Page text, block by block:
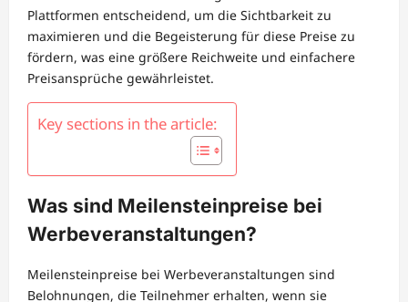
Plattformen entscheidend, um die Sichtbarkeit zu
maximieren und die Begeisterung für diese Preise zu
fördern, was eine größere Reichweite und einfachere
Preisansprüche gewährleistet.
Key sections in the article:
Was sind Meilensteinpreise bei
Werbeveranstaltungen?
Meilensteinpreise bei Werbeveranstaltungen sind
Belohnungen, die Teilnehmer erhalten, wenn sie